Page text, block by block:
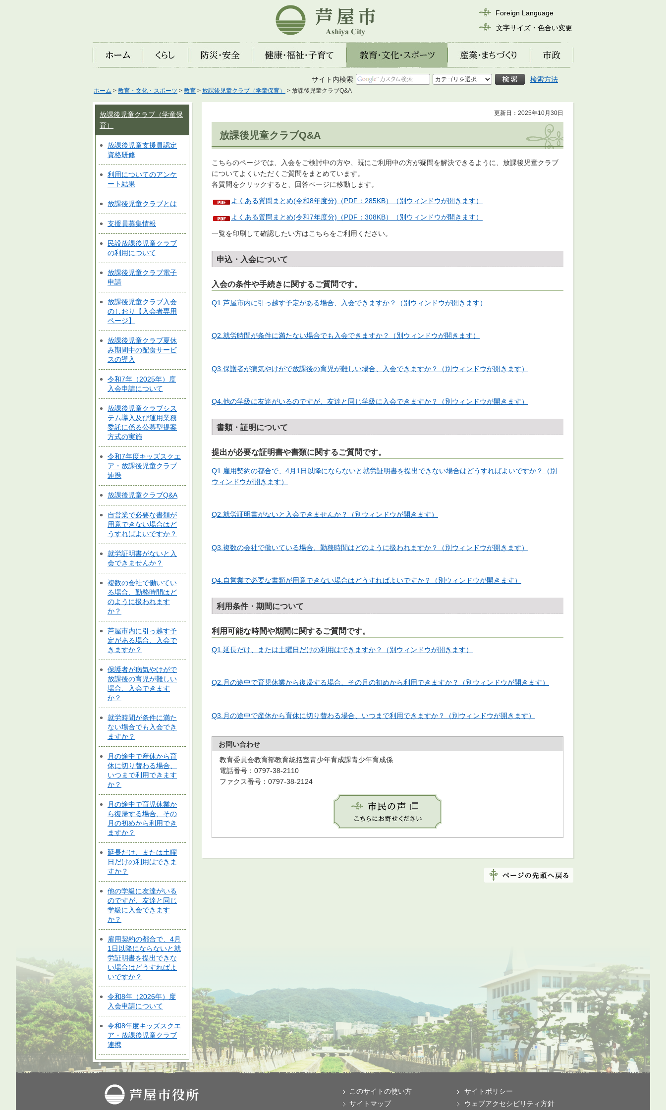
芦屋市
Foreign Language
文字サイズ・色合い変更
ホーム くらし 防災・安全 健康・福祉・子育て 教育・文化・スポーツ 産業・まちづくり 市政
サイト内検索 検索方法
ホーム > 教育・文化・スポーツ > 教育 > 放課後児童クラブ（学童保育） > 放課後児童クラブQ&A
放課後児童クラブ（学童保
育）
放課後児童支援員認定
資格研修
利用についてのアンケ
ート結果
放課後児童クラブとは
支援員募集情報
民設放課後児童クラブ
の利用について
放課後児童クラブ電子
申請
放課後児童クラブ入会
のしおり【入会者専用
ページ】
放課後児童クラブ夏休
み期間中の配食サービ
スの導入
令和7年（2025年）度
入会申請について
放課後児童クラブシス
テム導入及び運用業務
委託に係る公募型提案
方式の実施
令和7年度キッズスクエ
ア・放課後児童クラブ
連携
放課後児童クラブQ&A
自営業で必要な書類が
用意できない場合はど
うすればよいですか？
就労証明書がないと入
会できませんか？
複数の会社で働いてい
る場合、勤務時間はど
のように扱われます
か？
芦屋市内に引っ越す予
定がある場合、入会で
きますか？
保護者が病気やけがで
放課後の育児が難しい
場合、入会できます
か？
就労時間が条件に満た
ない場合でも入会でき
ますか？
月の途中で産休から育
休に切り替わる場合、
いつまで利用できます
か？
月の途中で育児休業か
ら復帰する場合、その
月の初めから利用でき
ますか？
延長だけ、または土曜
日だけの利用はできま
すか？
他の学級に友達がいる
のですが、友達と同じ
学級に入会できます
か？
雇用契約の都合で、4月
1日以降にならないと就
労証明書を提出できな
い場合はどうすればよ
いですか？
令和8年（2026年）度
入会申請について
令和8年度キッズスクエ
ア・放課後児童クラブ
連携
更新日：2025年10月30日
放課後児童クラブQ&A
こちらのページでは、入会をご検討中の方や、既にご利用中の方が疑問を解決できるように、放課後児童クラブ
についてよくいただくご質問をまとめています。
各質問をクリックすると、回答ページに移動します。
よくある質問まとめ(令和8年度分)（PDF：285KB）（別ウィンドウが開きます）
よくある質問まとめ(令和7年度分)（PDF：308KB）（別ウィンドウが開きます）
一覧を印刷して確認したい方はこちらをご利用ください。
申込・入会について
入会の条件や手続きに関するご質問です。
Q1.芦屋市内に引っ越す予定がある場合、入会できますか？（別ウィンドウが開きます）
Q2.就労時間が条件に満たない場合でも入会できますか？（別ウィンドウが開きます）
Q3.保護者が病気やけがで放課後の育児が難しい場合、入会できますか？ （別ウィンドウが開きます）
Q4.他の学級に友達がいるのですが、友達と同じ学級に入会できますか？ （別ウィンドウが開きます）
書類・証明について
提出が必要な証明書や書類に関するご質問です。
Q1.雇用契約の都合で、4月1日以降にならないと就労証明書を提出できない場合はどうすればよいですか？
（別
ウィンドウが開きます）
Q2.就労証明書がないと入会できませんか？ （別ウィンドウが開きます）
Q3.複数の会社で働いている場合、勤務時間はどのように扱われますか？ （別ウィンドウが開きます）
Q4.自営業で必要な書類が用意できない場合はどうすればよいですか？ （別ウィンドウが開きます）
利用条件・期間について
利用可能な時間や期間に関するご質問です。
Q1.延長だけ、または土曜日だけの利用はできますか？ （別ウィンドウが開きます）
Q2.月の途中で育児休業から復帰する場合、その月の初めから利用できますか？ （別ウィンドウが開きます）
Q3.月の途中で産休から育休に切り替わる場合、いつまで利用できますか？（別ウィンドウが開きます）
お問い合わせ
教育委員会教育部教育統括室青少年育成課青少年育成係
電話番号：0797-38-2110
ファクス番号：0797-38-2124
芦屋市役所
このサイトの使い方
サイトマップ
サイトポリシー
ウェブアクセシビリティ方針